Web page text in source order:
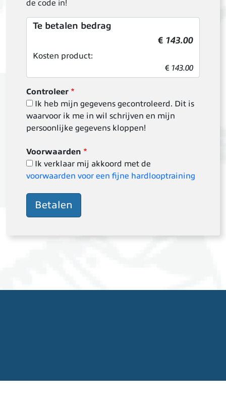
de code in!
Te betalen bedrag
€ 143.00
Kosten product:
€ 143.00
Controleer
Ik heb mijn gegevens gecontroleerd. Dit is
waarvoor ik me in wil schrijven en mijn
persoonlijke gegevens kloppen!
Voorwaarden
Ik verklaar mij akkoord met de
voorwaarden voor een fijne hardlooptraining